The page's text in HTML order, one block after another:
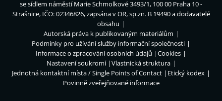
se sídlem náměstí Marie Schmolkové 3493/1, 100 00 Praha 10 -
Strašnice, IČO: 02346826, zapsána v OR, sp.zn. B 19490 a dodavatelé
obsahu
Autorská práva k publikovaným materiálům
Podmínky pro užívání služby informační společnosti
Informace o zpracování osobních údajů
Cookies
Nastavení soukromí
Vlastnická struktura
Jednotná kontaktní místa / Single Points of Contact
Etický kodex
Povinně zveřejňované informace